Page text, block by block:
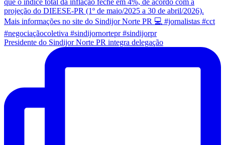
Presidente do Sindijor Norte PR integra delegação